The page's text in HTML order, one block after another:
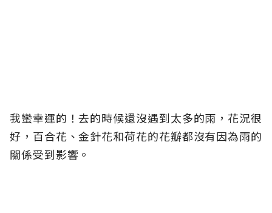
我蠻幸運的！去的時候還沒遇到太多的雨，花況很
好，百合花、金針花和荷花的花瓣都沒有因為雨的
關係受到影響。